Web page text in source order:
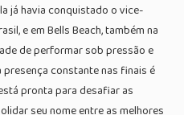
já havia conquistado o vice-
e em Bells Beach, também na
de performar sob pressão e
constante nas finais é
pronta para desafiar as
seu nome entre as melhores